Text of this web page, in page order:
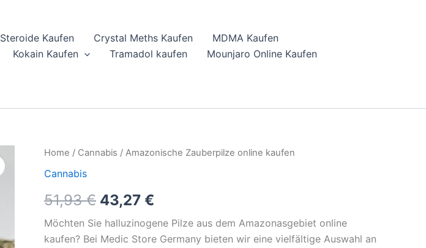
Steroide Kaufen Crystal Meths Kaufen
MDMA Kaufen
Kokain Kaufen Tramadol kaufen
Mounjaro Online Kaufen
Home / Cannabis / Amazonische Zauberpilze online kaufen
Cannabis
51,93€
Original
was:
51,93 €.
43,27 €
Current
43,27 €.
Möchten Sie halluzinogene Pilze aus dem Amazonasgebiet online
kaufen? Bei Medic Store Germany bieten wir eine vielfältige Auswahl an
Amazonische
online
quantity